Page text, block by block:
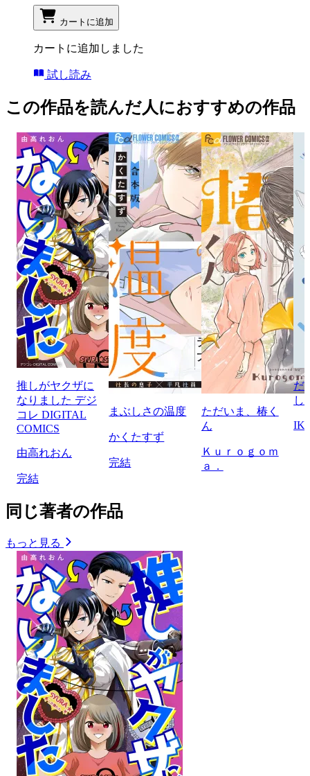
カートに追加
カートに追加しました
試し読み
この作品を読んだ人におすすめの作品
推しがヤクザに
なりました デジ
コレ DIGITAL
COMICS
由高れおん
完結
まぶしさの温度
かくたすず
完結
ただいま、椿く
ん
Ｋｕｒｏｇｏｍ
ａ．
だ
し
同じ著者の作品
もっと見る